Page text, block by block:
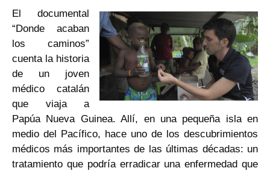
El documental
“Donde acaban
los caminos”
cuenta la historia
de un joven
médico catalán
que viaja a
Papúa Nueva Guinea. Allí, en una pequeña isla en
medio del Pacífico, hace uno de los descubrimientos
médicos más importantes de las últimas décadas: un
tratamiento que podría erradicar una enfermedad que